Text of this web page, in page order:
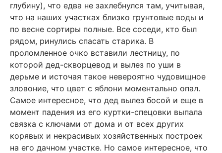
глубину), что едва не захлебнулся там, учитывая,
что на наших участках близко грунтовые воды и
по весне сортиры полные. Все соседи, кто был
рядом, ринулись спасать старика. В
проломленное очко вставили лестницу, по
которой дед-скворцевод и вылез по уши в
дерьме и источая такое невероятно чудовищное
зловоние, что цвет с яблони моментально опал.
Самое интересное, что дед вылез босой и еще в
момент падения из его куртки-спецовки выпала
связка с ключами от дома и от всех других
корявых и некрасивых хозяйственных построек
на его дачном участке. Но самое интересное, что